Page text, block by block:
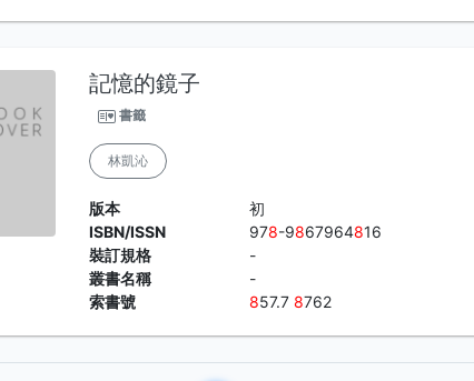
記憶的鏡子
書籤
林凱沁
版本
初
ISBN/ISSN
978-9867964816
裝訂規格
-
叢書名稱
-
索書號
857.7 8762